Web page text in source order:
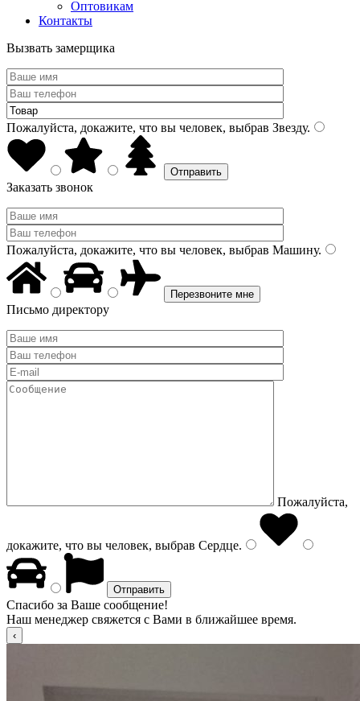
Оптовикам
Контакты
Вызвать замерщика
Пожалуйста, докажите, что вы человек, выбрав Звезду.
Заказать звонок
Пожалуйста, докажите, что вы человек, выбрав Машину.
Письмо директору
Пожалуйста,
докажите, что вы человек, выбрав Сердце.
Спасибо за Ваше сообщение!
Наш менеджер свяжется с Вами в ближайшее время.